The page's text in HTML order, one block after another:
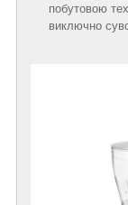
побутовою
виключно